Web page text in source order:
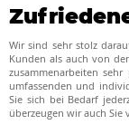
Wir sind sehr stolz
Kunden als auch von
zusammenarbeiten
umfassenden und
Sie sich bei Bedarf
überzeugen wir auch Sie